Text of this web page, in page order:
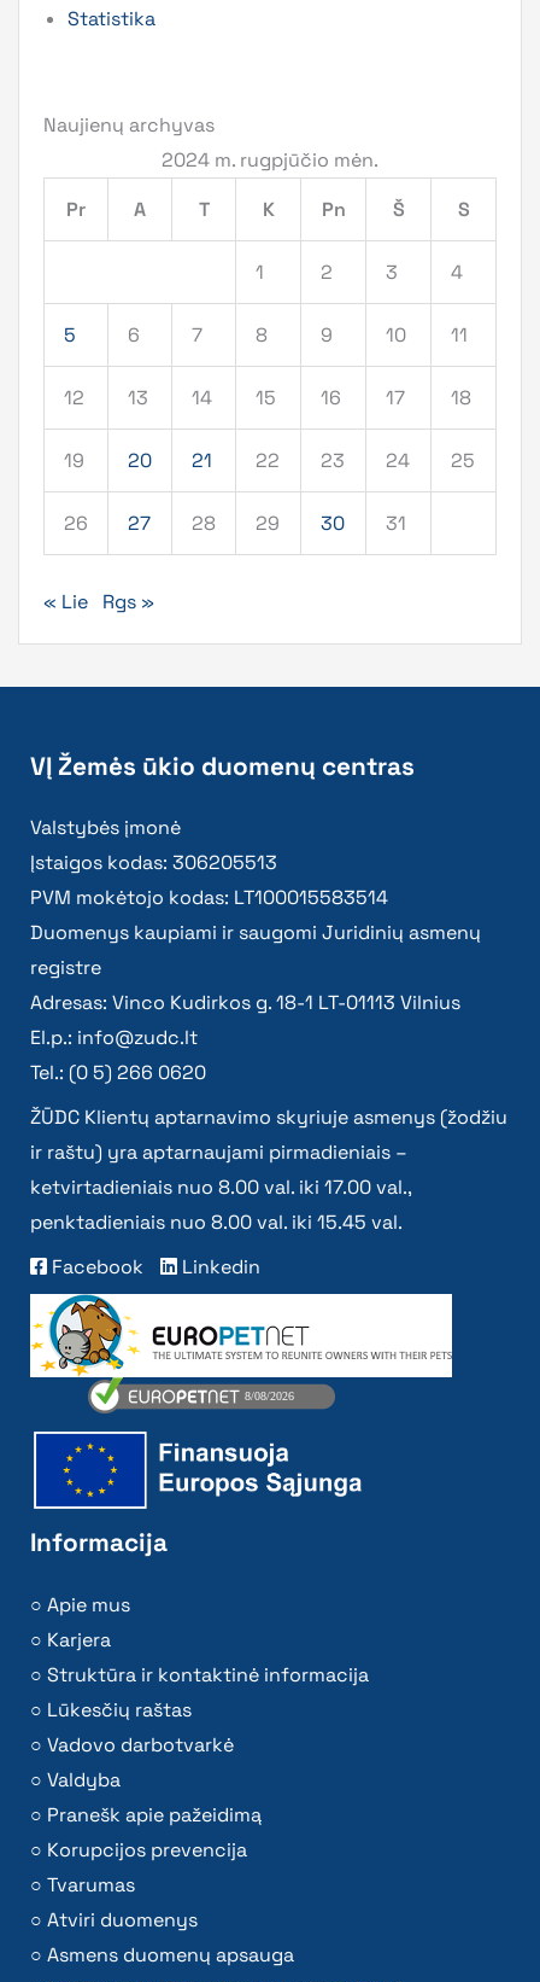
Statistika
Naujienų archyvas
2024 m. rugpjūčio mėn.
Pr
A T K Pn Š S
1 2 3 4
5 6 7 8 9 10 11
12 13 14 15 16 17 18
19 20 21 22 23 24 25
26 27 28 29 30 31
« Lie Rgs »
VĮ Žemės ūkio duomenų centras
Valstybės įmonė
Įstaigos kodas: 306205513
PVM mokėtojo kodas: LT100015583514
Duomenys kaupiami ir saugomi Juridinių asmenų
registre
Adresas: Vinco Kudirkos g. 18-1 LT-01113 Vilnius
El.p.: info@zudc.lt
Tel.: (0 5) 266 0620
ŽŪDC Klientų aptarnavimo skyriuje asmenys (žodžiu
ir raštu) yra aptarnaujami pirmadieniais –
ketvirtadieniais nuo 8.00 val. iki 17.00 val.,
penktadieniais nuo 8.00 val. iki 15.45 val.
Facebook
Linkedin
Informacija
Apie mus
Karjera
Struktūra ir kontaktinė informacija
Lūkesčių raštas
Vadovo darbotvarkė
Valdyba
Pranešk apie pažeidimą
Korupcijos prevencija
Tvarumas
Atviri duomenys
Asmens duomenų apsauga